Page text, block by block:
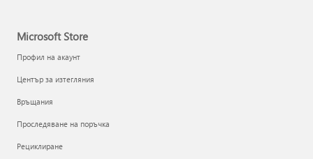
Microsoft Store
Профил на акаунт
Център за изтегляния
Връщания
Проследяване на поръчка
Рециклиране